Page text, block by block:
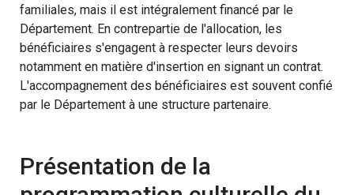
familiales, mais il est intégralement financé par le
Département. En contrepartie de l'allocation, les
bénéficiaires s'engagent à respecter leurs devoirs
notamment en matière d'insertion en signant un contrat.
L'accompagnement des bénéficiaires est souvent confié
par le Département à une structure partenaire.
Présentation de la